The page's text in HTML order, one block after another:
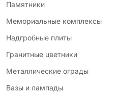
Памятники
Мемориальные комплексы
Надгробные плиты
Гранитные цветники
Металлические ограды
Вазы и лампады